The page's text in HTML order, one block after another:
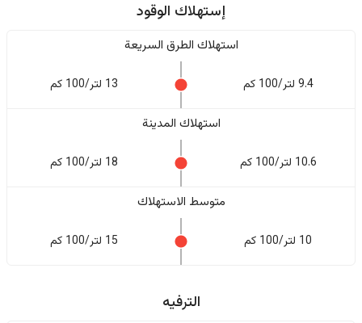
إستهلاك الوقود
استهلاك الطرق السريعة
9.4 لتر/100 كم 13 لتر/100 كم
استهلاك المدينة
10.6 لتر/100 كم 18 لتر/100 كم
متوسط الاستهلاك
10 لتر/100 كم 15 لتر/100 كم
الترفيه